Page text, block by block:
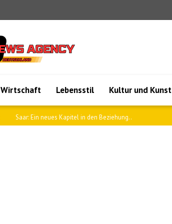
Wirtschaft Lebensstil Kultur und Kunst
Dar: Das Gemeinsame Verteidigungsabkomme..